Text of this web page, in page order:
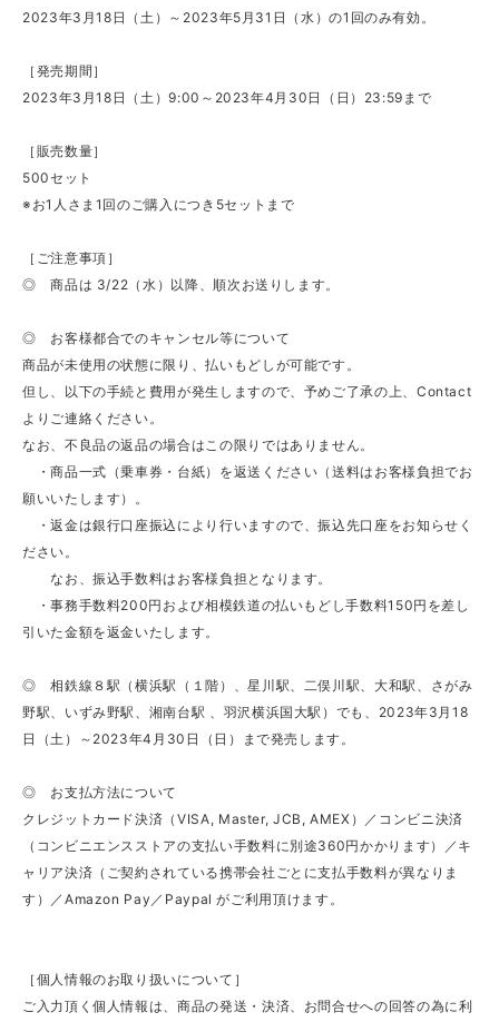
2023年3月18日（土）～2023年5月31日（水）の1回のみ有効。
［発売期間］
2023年3月18日（土）9:00～2023年4月30日（日）23:59まで
［販売数量］
500セット
※お1人さま1回のご購入につき5セットまで
［ご注意事項］
◎ 商品は 3/22（水）以降、順次お送りします。
◎ お客様都合でのキャンセル等について
商品が未使用の状態に限り、払いもどしが可能です。
但し、以下の手続と費用が発生しますので、予めご了承の上、Contact
よりご連絡ください。
なお、不良品の返品の場合はこの限りではありません。
・商品一式（乗車券・台紙）を返送ください（送料はお客様負担でお
願いいたします）。
・返金は銀行口座振込により行いますので、振込先口座をお知らせく
ださい。
なお、振込手数料はお客様負担となります。
・事務手数料200円および相模鉄道の払いもどし手数料150円を差し
引いた金額を返金いたします。
◎ 相鉄線８駅（横浜駅（１階）、星川駅、二俣川駅、大和駅、さがみ
野駅、いずみ野駅、湘南台駅 、羽沢横浜国大駅）でも、2023年3月18
日（土）～2023年4月30日（日）まで発売します。
◎ お支払方法について
クレジットカード決済（VISA, Master, JCB, AMEX）／コンビニ決済
（コンビニエンスストアの支払い手数料に別途360円かかります）／キ
ャリア決済（ご契約されている携帯会社ごとに支払手数料が異なりま
す）／Amazon Pay／Paypal がご利用頂けます。
［個人情報のお取り扱いについて］
ご入力頂く個人情報は、商品の発送・決済、お問合せへの回答の為に利